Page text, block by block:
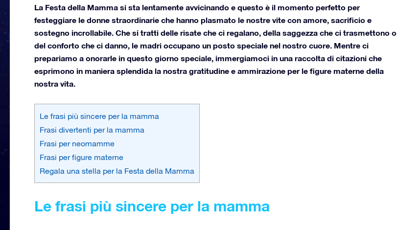
La Festa della Mamma si sta lentamente avvicinando e questo è il momento perfetto per
festeggiare le donne straordinarie che hanno plasmato le nostre vite con amore, sacrificio e
sostegno incrollabile. Che si tratti delle risate che ci regalano, della saggezza che ci trasmettono o
del conforto che ci danno, le madri occupano un posto speciale nel nostro cuore. Mentre ci
prepariamo a onorarle in questo giorno speciale, immergiamoci in una raccolta di citazioni che
esprimono in maniera splendida la nostra gratitudine e ammirazione per le figure materne della
nostra vita.
Le frasi più sincere per la mamma
Frasi divertenti per la mamma
Frasi per neomamme
Frasi per figure materne
Regala una stella per la Festa della Mamma
Le frasi più sincere per la mamma